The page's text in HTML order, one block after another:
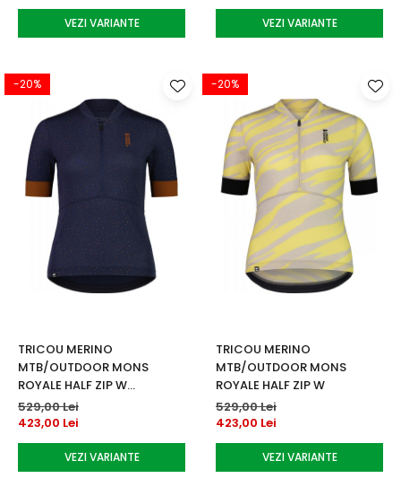
VEZI VARIANTE VEZI VARIANTE
-20%
TRICOU MERINO
MTB/OUTDOOR MONS
ROYALE HALF ZIP W
MIDNIGHT
529,00 Lei
423,00 Lei
VEZI VARIANTE
-20%
TRICOU MERINO
MTB/OUTDOOR MONS
ROYALE HALF ZIP W
529,00 Lei
423,00 Lei
VEZI VARIANTE